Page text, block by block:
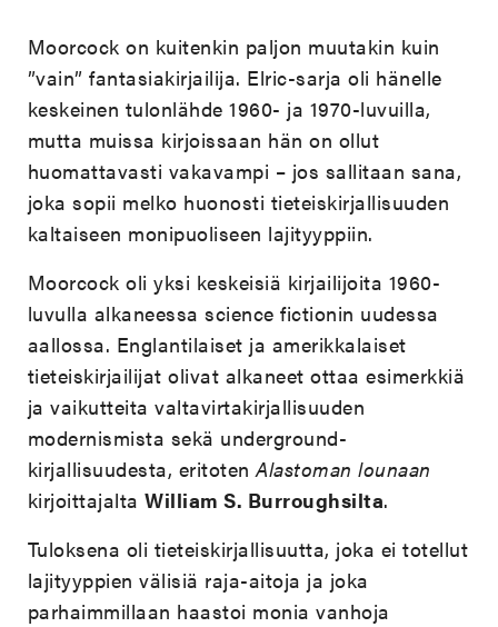
Moorcock on kuitenkin paljon muutakin kuin
”vain” fantasiakirjailija. Elric-sarja oli hänelle
keskeinen tulonlähde 1960- ja 1970-luvuilla,
mutta muissa kirjoissaan hän on ollut
huomattavasti vakavampi – jos sallitaan sana,
joka sopii melko huonosti tieteiskirjallisuuden
kaltaiseen monipuoliseen lajityyppiin.
Moorcock oli yksi keskeisiä kirjailijoita 1960-
luvulla alkaneessa science fictionin uudessa
aallossa. Englantilaiset ja amerikkalaiset
tieteiskirjailijat olivat alkaneet ottaa esimerkkiä
ja vaikutteita valtavirtakirjallisuuden
modernismista sekä underground-
kirjallisuudesta, eritotenAlastoman lounaan
kirjoittajaltaWilliam S. Burroughsilta.
Tuloksena oli tieteiskirjallisuutta, joka ei totellut
lajityyppien välisiä raja-aitoja ja joka
parhaimmillaan haastoi monia vanhoja